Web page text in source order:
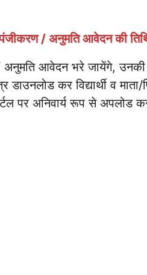
/ अनुमति आवेदन की
अनुमति आवेदन भरे जायेंगे, उनकी
कर विद्यार्थी व
पोर्टल पर अनिवार्य रूप से